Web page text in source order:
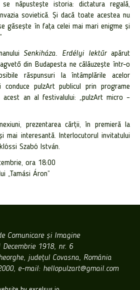
se năpustește istoria: dictatura regală,
sovietică. Și dacă toate acestea nu
găsește în fața celei mai mari enigme și
”
Senkiháza. Erdélyi lektűrapărut
din Budapesta ne călăuzește într-o
răspunsuri la întâmplările acelor
pulzArt publicul prin programe
an al festivalului: „pulzArt micro –
prezentarea cărții, în premieră la
mai interesantă. Interlocutorul invitatului
Szabó István.
ora 18:00
„Tamási Áron”
Comunicare şi Imagine
Decembrie 1918, nr. 6
judeţul Covasna, România
e-mail: hellopulzart@gmail.com